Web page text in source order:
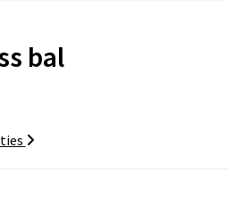
bal